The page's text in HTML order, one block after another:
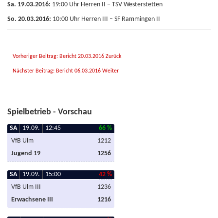
Sa. 19.03.2016: 19:00 Uhr Herren II – TSV Westerstetten
So. 20.03.2016: 10:00 Uhr Herren III – SF Rammingen II
Vorheriger Beitrag: Bericht 20.03.2016 Zurück
Nächster Beitrag: Bericht 06.03.2016 Weiter
Spielbetrieb - Vorschau
SA 19.09. 12:45
66 %
VfB Ulm
1212
Jugend 19
1256
SA 19.09. 15:00
42 %
VfB Ulm III
1236
Erwachsene III
1216